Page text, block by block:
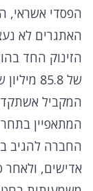
הפסדי אשראי,
האתגרים לא
הזינוק החד
המקביל
המתאפיין
החברה להגיב
אדישים, ולאחר